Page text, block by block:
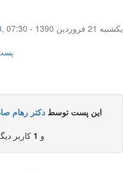
,
یکشنبه 21 فروردین 1390 - 07:30
پست
این پست توسط دکتر رهام
و 1 کاربر